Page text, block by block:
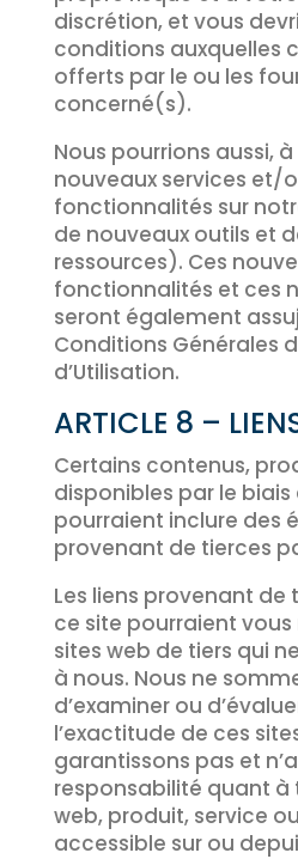
discrétion, et vous
conditions auxquelles
offerts par le ou les
concerné(s).
Nous pourrions aussi,
nouveaux services et/
fonctionnalités sur
de nouveaux outils et
ressources). Ces
fonctionnalités et ces
seront également
Conditions Générales
d’Utilisation.
ARTICLE 8 –
Certains contenus,
disponibles par le biais
pourraient inclure des
provenant de tierces
Les liens provenant de
ce site pourraient vous
sites web de tiers qui
à nous. Nous ne
d’examiner ou
l’exactitude de ces
garantissons pas et
responsabilité quant
web, produit, service
accessible sur ou